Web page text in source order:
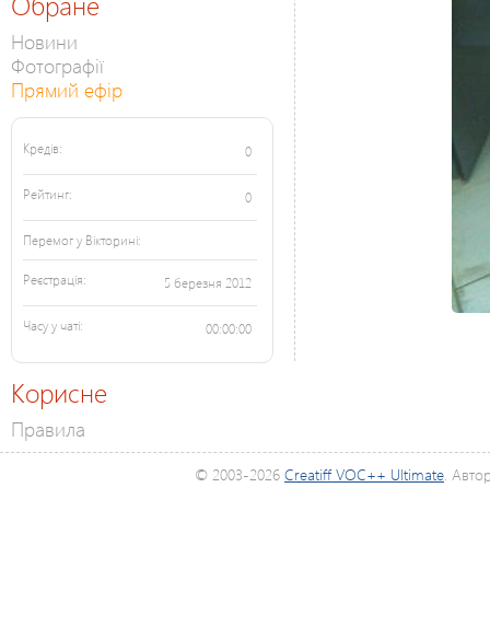
Новини
Фотографії
Прямий ефір
Кредів: 0
Рейтинг: 0
Перемог у Вікторині:
Реєстрація: 5 березня 2012
Часу у чаті: 00:00:00
Корисне
Правила
© 2003-2026 Creatiff VOC++ Ultimate.